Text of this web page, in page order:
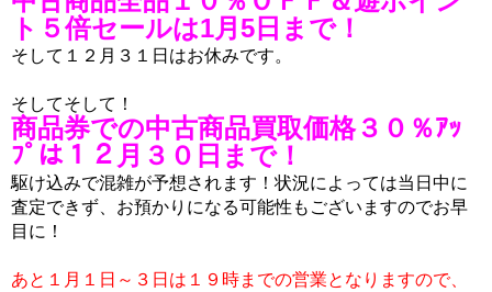
ト５倍セールは1月5日まで！
そして１２月３１日はお休みです。
そしてそして！
商品券での中古商品買取価格３０％ｱｯ
ﾌﾟは１２月３０日まで！
駆け込みで混雑が予想されます！状況によっては当日中に
査定できず、お預かりになる可能性もございますのでお早
目に！
あと１月１日～３日は１９時までの営業となりますので、